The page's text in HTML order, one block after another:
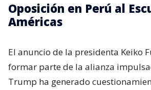
Oposición en Perú al
Américas
El anuncio de la presidenta Keiko
formar parte de la alianza
Trump ha generado